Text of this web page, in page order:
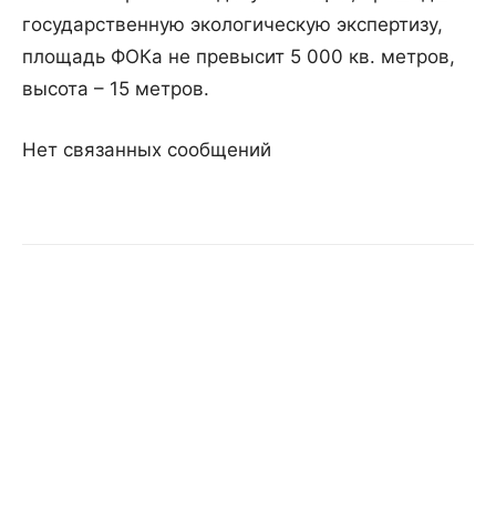
государственную экологическую экспертизу,
площадь ФОКа не превысит 5 000 кв. метров,
высота – 15 метров.
Нет связанных сообщений